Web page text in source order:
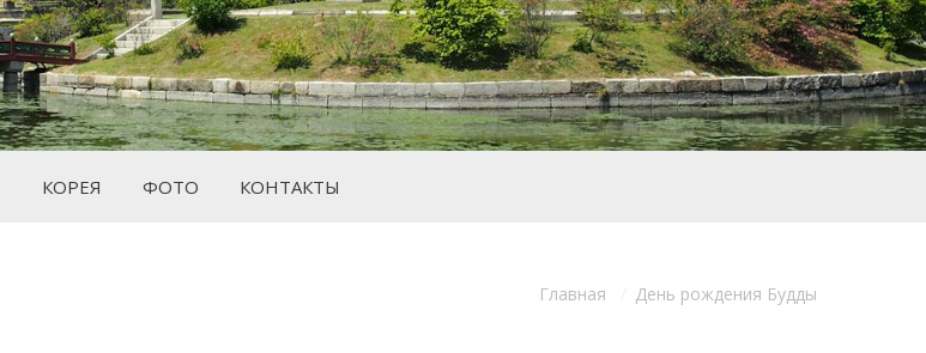
КОРЕЯ ФОТО КОНТАКТЫ
Главная День рождения Будды